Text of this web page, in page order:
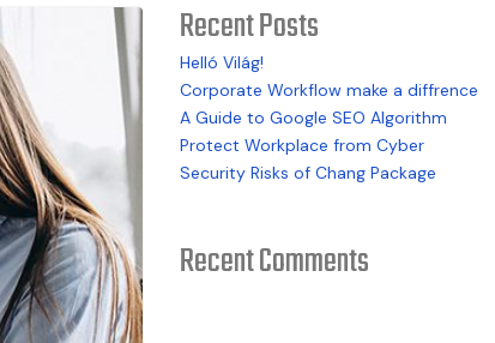
Recent Posts
Helló Világ!
Corporate Workflow make a diffrence
A Guide to Google SEO Algorithm
Protect Workplace from Cyber
Security Risks of Chang Package
Recent Comments